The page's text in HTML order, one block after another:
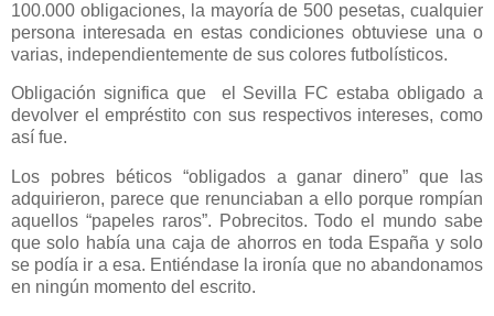
100.000 obligaciones, la mayoría de 500 pesetas, cualquier
persona interesada en estas condiciones obtuviese una o
varias, independientemente de sus colores futbolísticos.
Obligación significa que el Sevilla FC estaba obligado a
devolver el empréstito con sus respectivos intereses, como
así fue.
Los pobres béticos “obligados a ganar dinero” que las
adquirieron, parece que renunciaban a ello porque rompían
aquellos “papeles raros”. Pobrecitos. Todo el mundo sabe
que solo había una caja de ahorros en toda España y solo
se podía ir a esa. Entiéndase la ironía que no abandonamos
en ningún momento del escrito.